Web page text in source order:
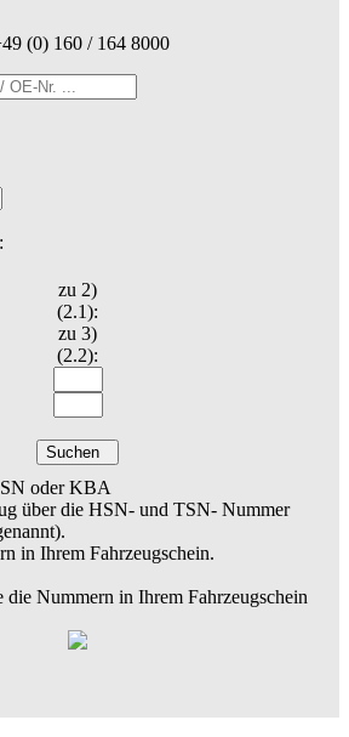
(0) 160 / 164 8000
zu 2)
(2.1):
zu 3)
(2.2):
Suchen
oder KBA
über die HSN- und TSN- Nummer
in Ihrem Fahrzeugschein.
Nummern in Ihrem Fahrzeugschein